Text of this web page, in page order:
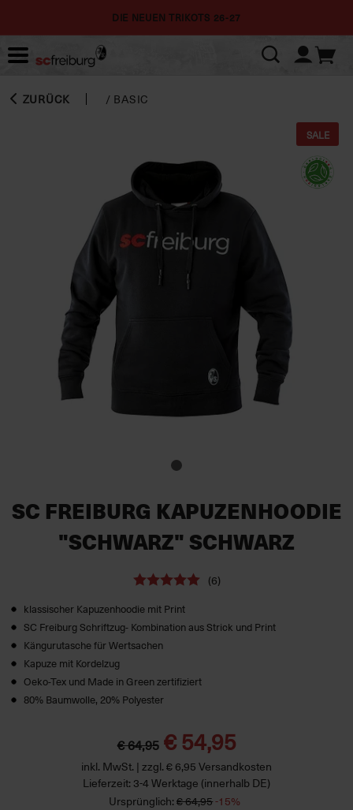
DIE NEUEN TRIKOTS 26-27
ZURÜCK / BASIC
SALE
SC FREIBURG KAPUZENHOODIE
"SCHWARZ" SCHWARZ
(6)
klassischer Kapuzenhoodie mit Print
SC Freiburg Schriftzug- Kombination aus Strick und Print
Kängurutasche für Wertsachen
Kapuze mit Kordelzug
Oeko-Tex und Made in Green zertifiziert
80% Baumwolle, 20% Polyester
€ 64,95 € 54,95
inkl. MwSt. | zzgl. € 6,95 Versandkosten
Lieferzeit: 3-4 Werktage (innerhalb DE)
Ursprünglich: € 64,95-15%